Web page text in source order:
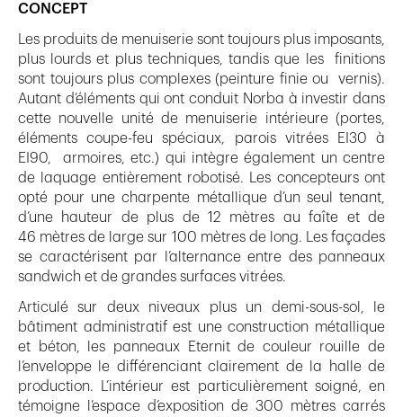
CONCEPT
Les produits de menuiserie sont toujours plus imposants,
plus lourds et plus techniques, tandis que les finitions
sont toujours plus complexes (peinture finie ou vernis).
Autant d’éléments qui ont conduit Norba à investir dans
cette nouvelle unité de menuiserie intérieure (portes,
éléments coupe-feu spéciaux, parois vitrées EI30 à
EI90, armoires, etc.) qui intègre également un centre
de laquage entièrement robotisé. Les concepteurs ont
opté pour une charpente métallique d’un seul tenant,
d’une hauteur de plus de 12 mètres au faîte et de
46 mètres de large sur 100 mètres de long. Les façades
se caractérisent par l’alternance entre des panneaux
sandwich et de grandes surfaces vitrées.
Articulé sur deux niveaux plus un demi-sous-sol, le
bâtiment administratif est une construction métallique
et béton, les panneaux Eternit de couleur rouille de
l’enveloppe le différenciant clairement de la halle de
production. L’intérieur est particulièrement soigné, en
témoigne l’espace d’exposition de 300 mètres carrés